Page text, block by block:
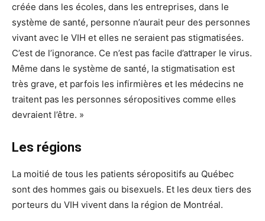
créée dans les écoles, dans les entreprises, dans le
système de santé, personne n’aurait peur des personnes
vivant avec le VIH et elles ne seraient pas stigmatisées.
C’est de l’ignorance. Ce n’est pas facile d’attraper le virus.
Même dans le système de santé, la stigmatisation est
très grave, et parfois les infirmières et les médecins ne
traitent pas les personnes séropositives comme elles
devraient l’être. »
Les régions
La moitié de tous les patients séropositifs au Québec
sont des hommes gais ou bisexuels. Et les deux tiers des
porteurs du VIH vivent dans la région de Montréal.